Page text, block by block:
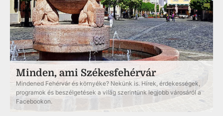
Minden, ami Székesfehérvár
Mindened Fehérvár és környéke? Nekünk is. Hírek, érdekességek,
programok és beszélgetések a világ szerintünk legjobb városáról a
Facebookon.